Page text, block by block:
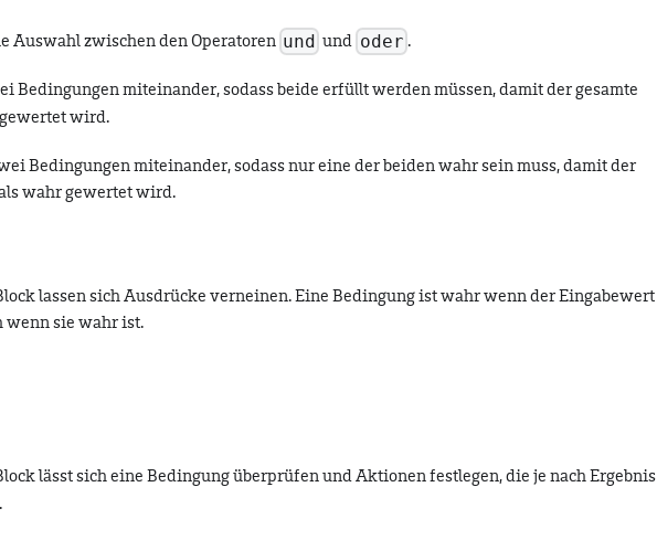
Auswahl zwischen den Operatoren und und oder .
Bedingungen miteinander, sodass beide erfüllt werden müssen, damit der gesamte
wird.
Bedingungen miteinander, sodass nur eine der beiden wahr sein muss, damit der
wahr gewertet wird.
lassen sich Ausdrücke verneinen. Eine Bedingung ist wahr wenn der Eingabewert
wenn sie wahr ist.
lässt sich eine Bedingung überprüfen und Aktionen festlegen, die je nach Ergebnis